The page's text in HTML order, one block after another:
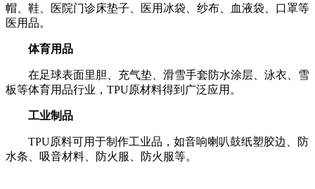
帽、鞋、医院门诊床垫子、医用冰袋、纱布、血液袋、口罩等
医用品。
体育用品
在足球表面里胆、充气垫、滑雪手套防水涂层、泳衣、雪
板等体育用品行业，TPU原材料得到广泛应用。
工业制品
TPU原料可用于制作工业品，如音响喇叭鼓纸塑胶边、防
水条、吸音材料、防火服、防火服等。